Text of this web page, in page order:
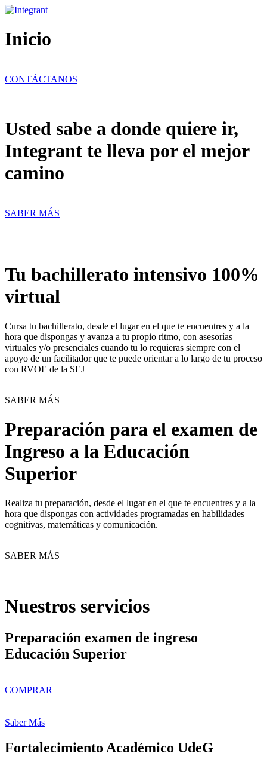
Ir
contenido
Inicio
CONTÁCTANOS
Usted sabe a donde quiere ir,
Integrant te lleva por el mejor
camino
SABER MÁS
Tu bachillerato intensivo 100%
virtual
Cursa tu bachillerato, desde el lugar en el que te encuentres y a la
hora que dispongas y avanza a tu propio ritmo, con asesorías
virtuales y/o presenciales cuando tu lo requieras siempre con el
apoyo de un facilitador que te puede orientar a lo largo de tu proceso
con RVOE de la SEJ
SABER MÁS
Preparación para el examen de
Ingreso a la Educación
Superior
Realiza tu preparación, desde el lugar en el que te encuentres y a la
hora que dispongas con actividades programadas en habilidades
cognitivas, matemáticas y comunicación.
SABER MÁS
Nuestros servicios
Preparación examen de ingreso
Educación Superior
COMPRAR
Saber Más
Fortalecimiento Académico UdeG